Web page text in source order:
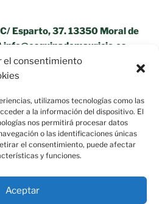
el consentimiento
utilizamos tecnologías como las
a la información del dispositivo. El
nos permitirá procesar datos
o las identificaciones únicas
el consentimiento, puede afectar
y funciones.
Aceptar
Esparto, 37. 13350 Moral de
info@esquinademauricio.es